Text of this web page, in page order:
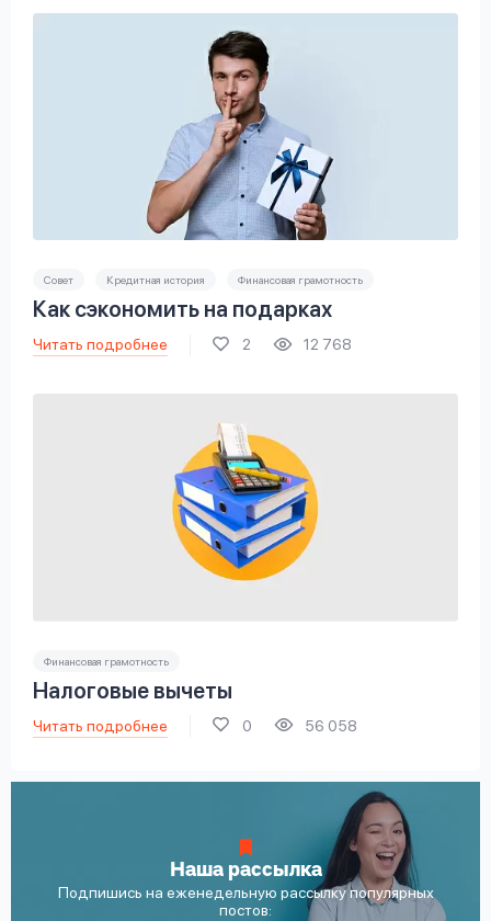
Совет Кредитная история Финансовая грамотность
Как сэкономить на подарках
Читать подробнее 2 12 768
Финансовая грамотность
Налоговые вычеты
Читать подробнее 0 56 058
Наша рассылка
Подпишись на еженедельную рассылку популярных
постов: